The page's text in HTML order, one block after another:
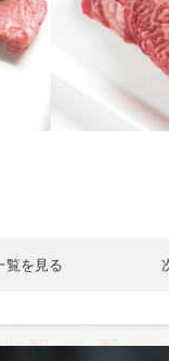
覧を見る